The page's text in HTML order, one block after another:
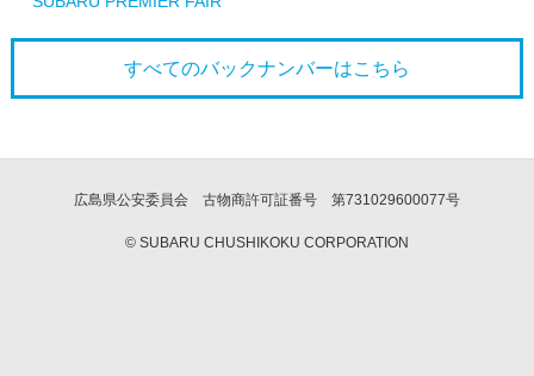
すべてのバックナンバーはこちら
広島県公安委員会 古物商許可証番号 第731029600077号
© SUBARU CHUSHIKOKU CORPORATION